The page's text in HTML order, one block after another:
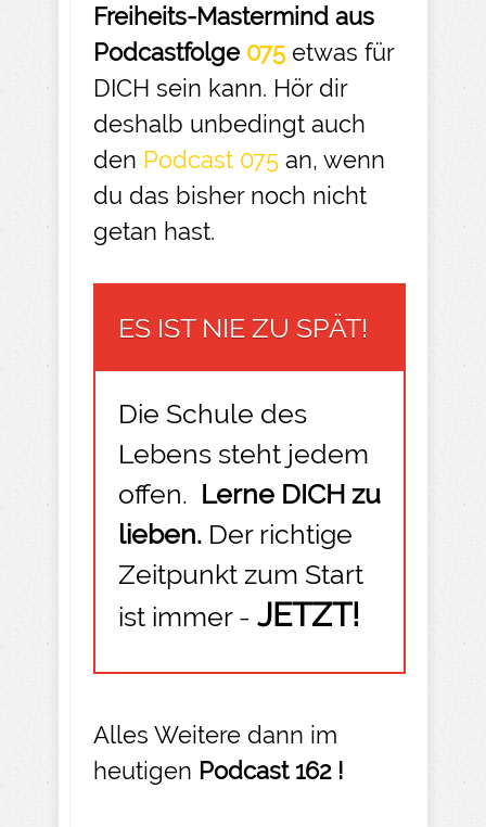
Freiheits-Mastermind aus
Podcastfolge 075 etwas für
DICH sein kann. Hör dir
deshalb unbedingt auch
den Podcast 075 an, wenn
du das bisher noch nicht
getan hast.
ES IST NIE ZU SPÄT!
Die Schule des
Lebens steht jedem
offen. Lerne DICH zu
lieben. Der richtige
Zeitpunkt zum Start
ist immer - JETZT!
Alles Weitere dann im
heutigen Podcast 162 !